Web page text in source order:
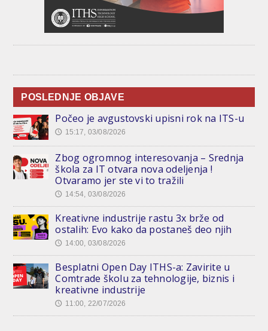
POSLEDNJE OBJAVE
Počeo je avgustovski upisni rok na ITS-u
🕔 15:17, 03/08/2026
Zbog ogromnog interesovanja – Srednja
škola za IT otvara nova odeljenja !
Otvaramo jer ste vi to tražili
🕔 14:54, 03/08/2026
Kreativne industrije rastu 3x brže od
ostalih: Evo kako da postaneš deo njih
🕔 14:00, 03/08/2026
Besplatni Open Day ITHS-a: Zavirite u
Comtrade školu za tehnologije, biznis i
kreativne industrije
🕔 11:00, 22/07/2026